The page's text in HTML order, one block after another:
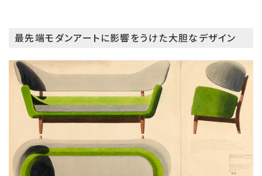
最先端モダンアートに影響をうけた大胆なデザイン